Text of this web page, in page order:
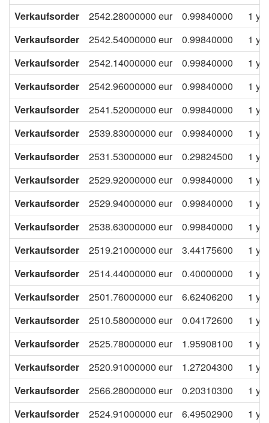
Verkaufsorder
2542.28000000 eur 0.99840000
1
Verkaufsorder
2542.54000000 eur 0.99840000
1
Verkaufsorder
2542.14000000 eur 0.99840000
1
Verkaufsorder
2542.96000000 eur 0.99840000
1
Verkaufsorder
2541.52000000 eur 0.99840000
1
Verkaufsorder
2539.83000000 eur 0.99840000
1
Verkaufsorder
2531.53000000 eur 0.29824500
1
Verkaufsorder
2529.92000000 eur 0.99840000
1
Verkaufsorder
2529.94000000 eur 0.99840000
1
Verkaufsorder
2538.63000000 eur 0.99840000
1
Verkaufsorder
2519.21000000 eur 3.44175600
1
Verkaufsorder
2514.44000000 eur 0.40000000
1
Verkaufsorder
2501.76000000 eur 6.62406200
1
Verkaufsorder
2510.58000000 eur 0.04172600
1
Verkaufsorder
2525.78000000 eur 1.95908100
1
Verkaufsorder
2520.91000000 eur 1.27204300
1
Verkaufsorder
2566.28000000 eur 0.20310300
1
Verkaufsorder
2524.91000000 eur 6.49502900
1